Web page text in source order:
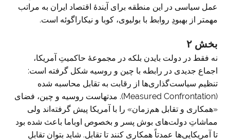
عمل سیاسی در این منطقه برای آیندۀ اقتصاد ایران به مراتب
مهمتر از بهبودِ روابط با بولیوی، کوبا و نیکاراگوئه است.
بخش ۲
نه فقط در دولت بایدن بلکه در مجموعۀ حاکمیتِ آمریکا،
اجماع جدیدی در رابطه با چین و روسیه شکل گرفته است:
تنظیم سیاست‌گذاری‌ها از رقابت به تقابل محاسبه شده
(Measured Confrontation). مدتهاست روسیه و چین، فضای
«همکاری و تقابل هم‌زمان» را با آمریکا پیش گرفته‌اند ولی
مماشاتِ دولت‌های بوش پسر و بخصوص اوباما باعث شده بود
تا آمریکایی‌ها عمدتاً همکاری کنند تا تقابل. شاید بتوان تقابلِ